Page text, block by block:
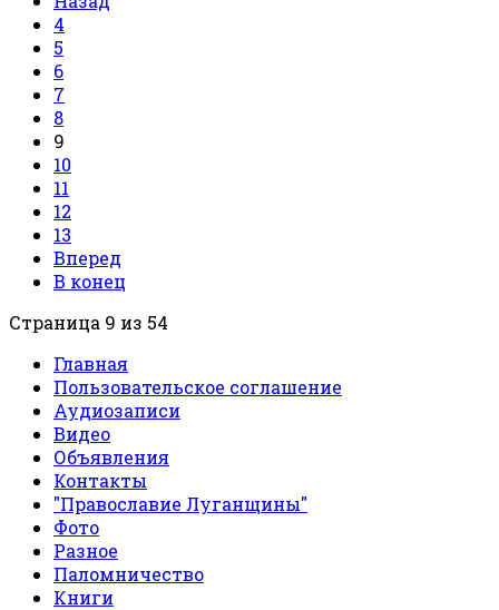
4
5
6
7
8
9
10
11
12
13
Вперед
В конец
Страница 9 из 54
Главная
Пользовательское соглашение
Аудиозаписи
Видео
Объявления
Контакты
"Православие Луганщины"
Фото
Разное
Паломничество
Книги